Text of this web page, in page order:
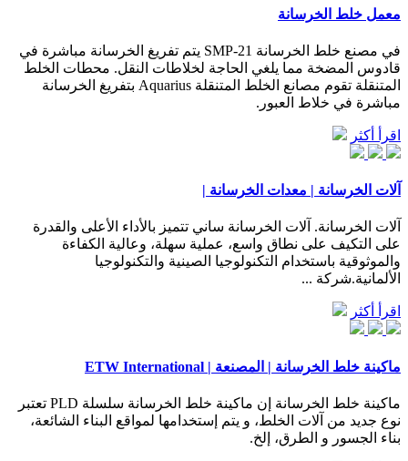
معمل خلط الخرسانة
في مصنع خلط الخرسانة SMP-21 يتم تفريغ الخرسانة مباشرة في
قادوس المضخة مما يلغي الحاجة لخلاطات النقل. محطات الخلط
المتنقلة تقوم مصانع الخلط المتنقلة Aquarius بتفريغ الخرسانة
مباشرة في خلاط العبور.
اقرأ أكثر
آلات الخرسانة | معدات الخرسانة |
آلات الخرسانة. آلات الخرسانة ساني تتميز بالأداء الأعلى والقدرة
على التكيف على نطاق واسع، عملية سهلة، وعالية الكفاءة
والموثوقية باستخدام التكنولوجيا الصينية والتكنولوجيا
الألمانية.شركة ...
اقرأ أكثر
ماكينة خلط الخرسانة | المصنعة | ETW International
ماكينة خلط الخرسانة إن ماكينة خلط الخرسانة سلسلة PLD تعتبر
نوع جديد من آلات الخلط، و يتم إستخدامها لمواقع البناء الشائعة،
بناء الجسور و الطرق، إلخ.